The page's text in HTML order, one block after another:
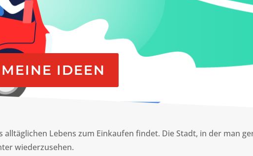
MEINE IDEEN
Lebens zum Einkaufen findet. Die Stadt, in der man
wiederzusehen.